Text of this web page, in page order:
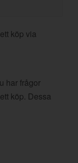
köp via
har frågor
köp. Dessa